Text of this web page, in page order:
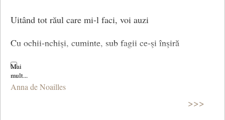
Uitând tot răul care mi-l faci, voi auzi
Cu ochii-nchişi, cuminte, sub fagii ce-şi înşiră
Acolo rămurişul cu umbrele-argintii,
Frunzişul tot cum paşnic şi liniştit, respiră!
Anna de Noailles
>>>